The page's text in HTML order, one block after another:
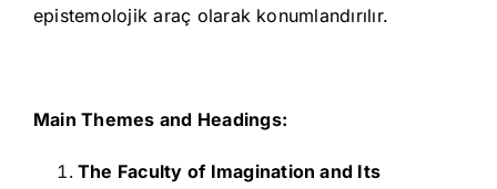
epistemolojik araç olarak konumlandırılır.
Main Themes and Headings:
The Faculty of Imagination and Its